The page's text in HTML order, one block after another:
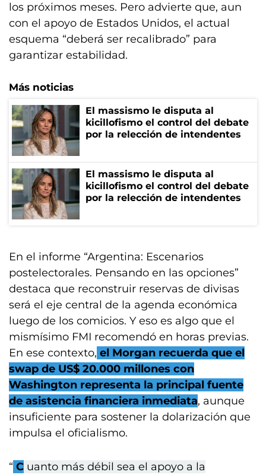
los próximos meses. Pero advierte que, aun
con el apoyo de Estados Unidos, el actual
esquema “deberá ser recalibrado” para
garantizar estabilidad.
Más noticias
El massismo le disputa al
kicillofismo el control del debate
por la relección de intendentes
El massismo le disputa al
kicillofismo el control del debate
por la relección de intendentes
En el informe “Argentina: Escenarios
postelectorales. Pensando en las opciones”
destaca que reconstruir reservas de divisas
será el eje central de la agenda económica
luego de los comicios. Y eso es algo que el
mismísimo FMI recomendó en horas previas.
En ese contexto, el Morgan recuerda que el
swap de US$ 20.000 millones con
Washington representa la principal fuente
de asistencia financiera inmediata, aunque
insuficiente para sostener la dolarización que
impulsa el oficialismo.
“ C uanto más débil sea el apoyo a la